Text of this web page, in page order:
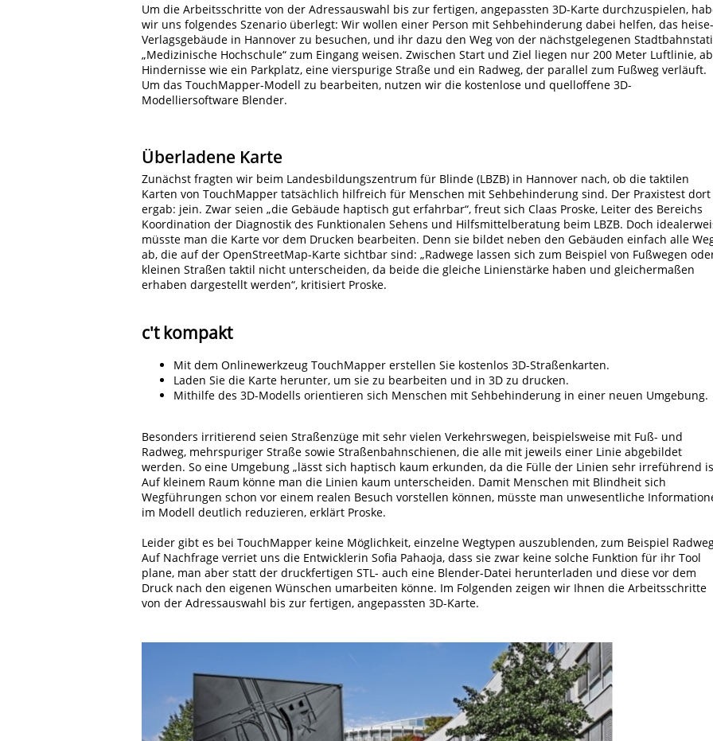
Um die Arbeitsschritte von der Adressauswahl bis zur fertigen, angepassten 3D-Karte durchzuspielen,
wir uns folgendes Szenario überlegt: Wir wollen einer Person mit Sehbehinderung dabei helfen, das heise-
Verlagsgebäude in Hannover zu besuchen, und ihr dazu den Weg von der nächstgelegenen
„Medizinische Hochschule“ zum Eingang weisen. Zwischen Start und Ziel liegen nur 200 Meter Luftlinie,
Hindernisse wie ein Parkplatz, eine vierspurige Straße und ein Radweg, der parallel zum Fußweg verläuft.
Um das TouchMapper-Modell zu bearbeiten, nutzen wir die kostenlose und quelloffene 3D-
Modelliersoftware Blender.
Überladene Karte
Zunächst fragten wir beim Landesbildungszentrum für Blinde (LBZB) in Hannover nach, ob die taktilen
Karten von TouchMapper tatsächlich hilfreich für Menschen mit Sehbehinderung sind. Der Praxistest dort
ergab: jein. Zwar seien „die Gebäude haptisch gut erfahrbar“, freut sich Claas Proske, Leiter des Bereichs
Koordination der Diagnostik des Funktionalen Sehens und Hilfsmittelberatung beim LBZB. Doch
müsste man die Karte vor dem Drucken bearbeiten. Denn sie bildet neben den Gebäuden einfach alle
ab, die auf der OpenStreetMap-Karte sichtbar sind: „Radwege lassen sich zum Beispiel von Fußwegen
kleinen Straßen taktil nicht unterscheiden, da beide die gleiche Linienstärke haben und gleichermaßen
erhaben dargestellt werden“, kritisiert Proske.
c't kompakt
Mit dem Onlinewerkzeug TouchMapper erstellen Sie kostenlos 3D-Straßenkarten.
Laden Sie die Karte herunter, um sie zu bearbeiten und in 3D zu drucken.
Mithilfe des 3D-Modells orientieren sich Menschen mit Sehbehinderung in einer neuen Umgebung.
Besonders irritierend seien Straßenzüge mit sehr vielen Verkehrswegen, beispielsweise mit Fuß- und
Radweg, mehrspuriger Straße sowie Straßenbahnschienen, die alle mit jeweils einer Linie abgebildet
werden. So eine Umgebung „lässt sich haptisch kaum erkunden, da die Fülle der Linien sehr irreführend
Auf kleinem Raum könne man die Linien kaum unterscheiden. Damit Menschen mit Blindheit sich
Wegführungen schon vor einem realen Besuch vorstellen können, müsste man unwesentliche
im Modell deutlich reduzieren, erklärt Proske.
Leider gibt es bei TouchMapper keine Möglichkeit, einzelne Wegtypen auszublenden, zum Beispiel
Auf Nachfrage verriet uns die Entwicklerin Sofia Pahaoja, dass sie zwar keine solche Funktion für ihr Tool
plane, man aber statt der druckfertigen STL- auch eine Blender-Datei herunterladen und diese vor dem
Druck nach den eigenen Wünschen umarbeiten könne. Im Folgenden zeigen wir Ihnen die Arbeitsschritte
von der Adressauswahl bis zur fertigen, angepassten 3D-Karte.